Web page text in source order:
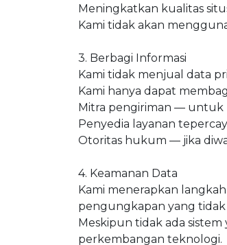
Meningkatkan kualitas
Kami tidak akan
3. Berbagi Informasi
Kami tidak menjual data
Kami hanya dapat
Mitra pengiriman — untuk
Penyedia layanan
Otoritas hukum — jika
4. Keamanan Data
Kami menerapkan
pengungkapan yang tidak
Meskipun tidak ada
perkembangan teknologi.